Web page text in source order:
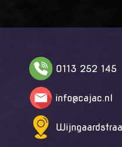
0113 252 145
info@cajac.nl